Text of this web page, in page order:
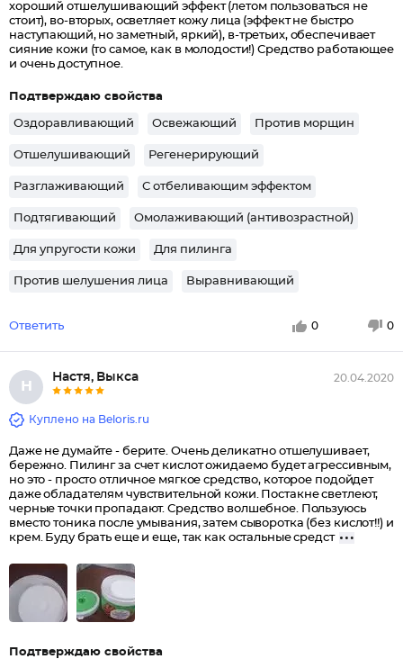
хороший отшелушивающий эффект (летом пользоваться не
стоит), во-вторых, осветляет кожу лица (эффект не быстро
наступающий, но заметный, яркий), в-третьих, обеспечивает
сияние кожи (то самое, как в молодости!) Средство работающее
и очень доступное.
Подтверждаю свойства
Оздоравливающий Освежающий Против морщин
Отшелушивающий Регенерирующий
Разглаживающий С отбеливающим эффектом
Подтягивающий Омолаживающий (антивозрастной)
Для упругости кожи Для пилинга
Против шелушения лица Выравнивающий
Ответить 0 0
Н
Настя, Выкса 20.04.2020
Куплено на Beloris.ru
Даже не думайте - берите. Очень деликатно отшелушивает,
бережно. Пилинг за счет кислот ожидаемо будет агрессивным,
но это - просто отличное мягкое средство, которое подойдет
даже обладателям чувствительной кожи. Постакне светлеют,
черные точки пропадают. Средство волшебное. Пользуюсь
вместо тоника после умывания, затем сыворотка (без кислот!!) и
крем. Буду брать еще и еще, так как остальные средст
Подтверждаю свойства